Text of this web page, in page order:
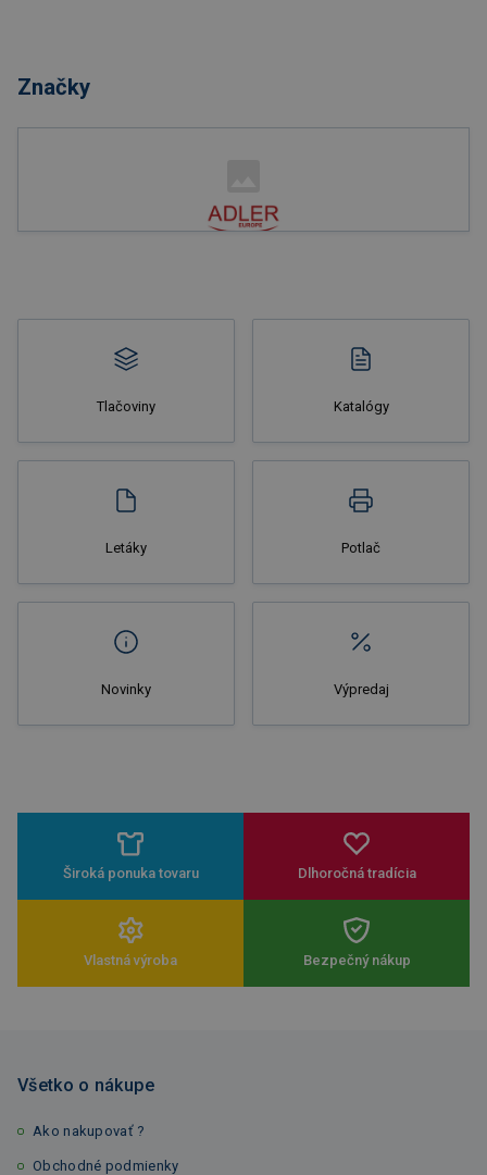
Značky
Tlačoviny Katalógy
Letáky Potlač
Novinky Výpredaj
Široká ponuka tovaru Dlhoročná tradícia
Vlastná výroba Bezpečný nákup
Všetko o nákupe
Ako nakupovať ?
Obchodné podmienky